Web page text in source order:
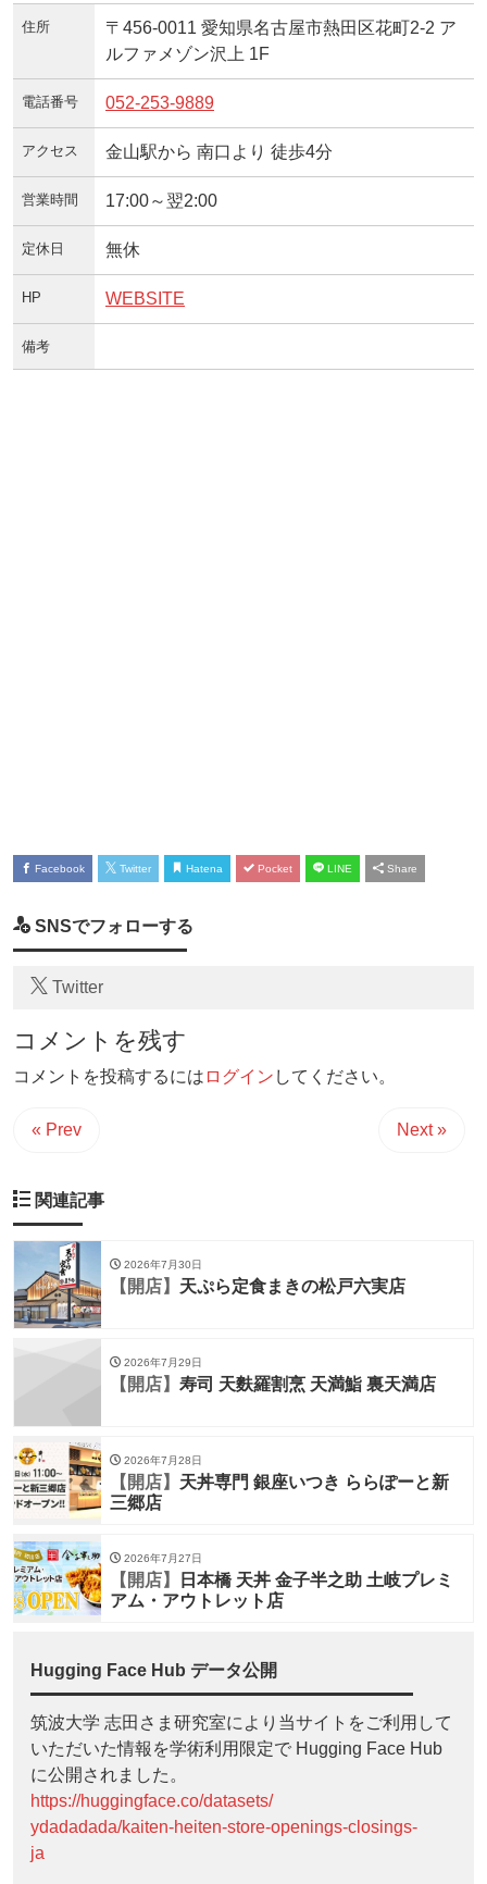
住所
〒456-0011 愛知県名古屋市熱田区花町2-2 ア
ルファメゾン沢上 1F
電話番号 052-253-9889
アクセス 金山駅から 南口より 徒歩4分
営業時間 17:00～翌2:00
定休日 無休
HP WEBSITE
備考
Facebook Twitter Hatena Pocket LINE Share
SNSでフォローする
Twitter
コメントを残す
コメントを投稿するには ログイン してください。
« Prev Next »
関連記事
2026年7月30日
【開店】 天ぷら定食まきの松戸六実店
2026年7月29日
【開店】 寿司 天麩羅割烹 天満鮨 裏天満店
2026年7月28日
【開店】 天丼専門 銀座いつき ららぽーと新
三郷店
2026年7月27日
【開店】
日本橋 天丼 金子半之助 土岐プレミ
アム・アウトレット店
Hugging Face Hub データ公開
筑波大学 志田さま研究室により当サイトをご利用して
いただいた情報を学術利用限定で Hugging Face Hub
に公開されました。
https://huggingface.co/datasets/
ydadadada/kaiten-heiten-store-openings-closings-
ja